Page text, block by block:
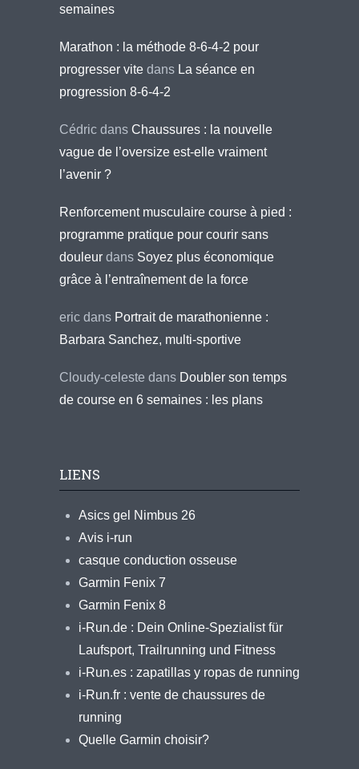
semaines
Marathon : la méthode 8-6-4-2 pour
progresser vite dans La séance en
progression 8-6-4-2
Cédric dans Chaussures : la nouvelle
vague de l’oversize est-elle vraiment
l’avenir ?
Renforcement musculaire course à pied :
programme pratique pour courir sans
douleur dans Soyez plus économique
grâce à l’entraînement de la force
eric dans Portrait de marathonienne :
Barbara Sanchez, multi-sportive
Cloudy-celeste dans Doubler son temps
de course en 6 semaines : les plans
LIENS
Asics gel Nimbus 26
Avis i-run
casque conduction osseuse
Garmin Fenix 7
Garmin Fenix 8
i-Run.de : Dein Online-Spezialist für
Laufsport, Trailrunning und Fitness
i-Run.es : zapatillas y ropas de running
i-Run.fr : vente de chaussures de
running
Quelle Garmin choisir?